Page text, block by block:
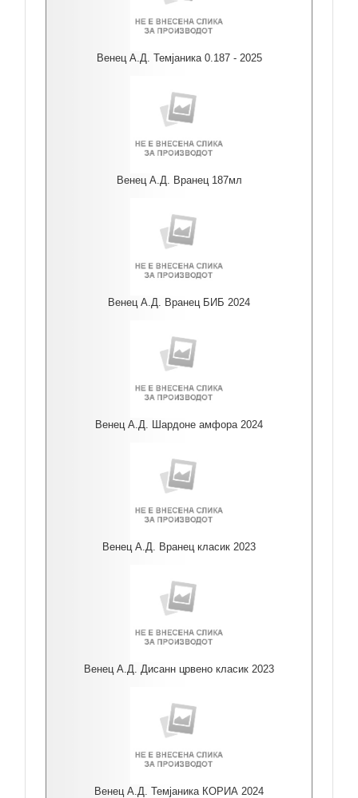
Венец А.Д. Темјаника 0.187 - 2025
Венец А.Д. Вранец 187мл
Венец А.Д. Вранец БИБ 2024
Венец А.Д. Шардоне амфора 2024
Венец А.Д. Вранец класик 2023
Венец А.Д. Дисанн црвено класик 2023
Венец А.Д. Темјаника КОРИА 2024